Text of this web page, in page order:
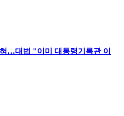
…대법 "이미 대통령기록관 이